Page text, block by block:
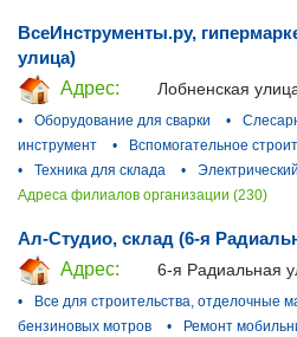
ВсеИнструменты.ру,
улица)
Адрес:
Лобненская
•
Оборудование для сварки •
инструмент
•
Вспомогательное
•
Техника для склада •
Адреса филиалов организации (230)
Ал-Студио, склад (6-я
Адрес:
6-я Радиальная
•
Все для строительства, отделочные
бензиновых мотров
• Ремонт